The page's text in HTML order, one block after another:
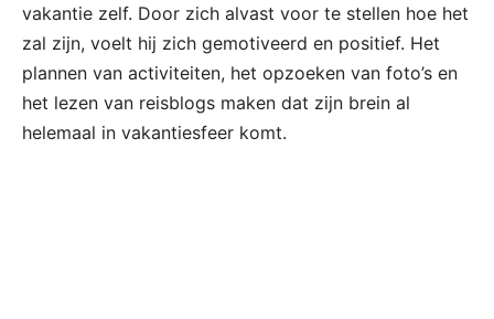
vakantie zelf. Door zich alvast voor te stellen hoe het
zal zijn, voelt hij zich gemotiveerd en positief. Het
plannen van activiteiten, het opzoeken van foto’s en
het lezen van reisblogs maken dat zijn brein al
helemaal in vakantiesfeer komt.